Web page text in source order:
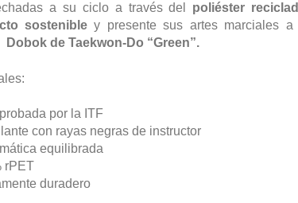
a su ciclo a través del poliéster
sostenible y presente sus artes marciales a
Dobok de Taekwon-Do “Green”.
por la ITF
con rayas negras de instructor
equilibrada
rPET
duradero